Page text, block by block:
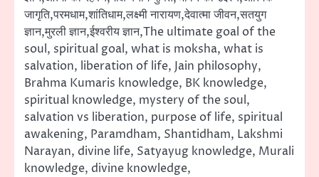
जागृति,परमधाम,शांतिधाम,लक्ष्मी नारायण,देवात्मा जीवन,सतयुग
ज्ञान,मुरली ज्ञान,ईश्वरीय ज्ञान,The ultimate goal of the
soul, spiritual goal, what is moksha, what is
salvation, liberation of life, Jain philosophy,
Brahma Kumaris knowledge, BK knowledge,
spiritual knowledge, mystery of the soul,
salvation vs liberation, purpose of life, spiritual
awakening, Paramdham, Shantidham, Lakshmi
Narayan, divine life, Satyayug knowledge, Murali
knowledge, divine knowledge,